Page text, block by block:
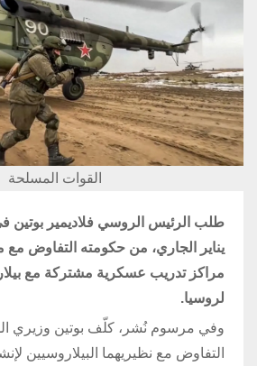
القوات المسلحة
يناير الجاري، من حكومته التفاوض مع
مراكز تدريب عسكرية مشتركة مع
لروسيا.
وفي مرسوم نُشر، كلّف بوتين وزيري
التفاوض مع نظيريهما البيلاروسيين